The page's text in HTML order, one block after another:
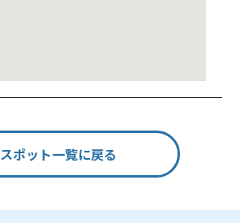
スポット一覧に戻る